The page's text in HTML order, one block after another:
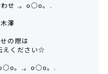
せ .。o○o。.
澤
の際は
えください☆
。.。o○o。.